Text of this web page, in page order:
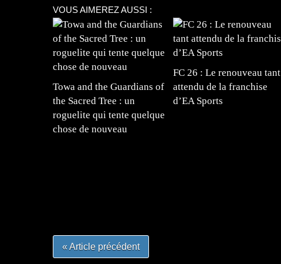
VOUS AIMEREZ AUSSI :
Towa and the Guardians of
the Sacred Tree : un
roguelite qui tente quelque
chose de nouveau
FC 26 : Le renouveau tant
attendu de la franchise
d’EA Sports
« Article précédent